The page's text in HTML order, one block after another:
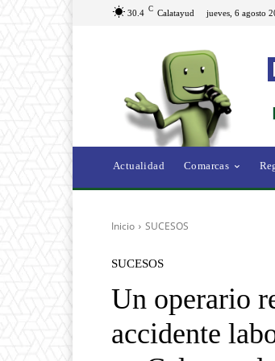
30.4 C Calatayud jueves, 6 agosto
Actualidad Comarcas
Inicio SUCESOS
SUCESOS
Un operario
accidente